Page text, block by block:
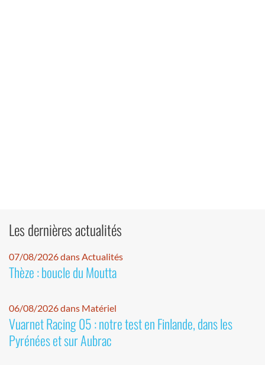
Les dernières actualités
07/08/2026 dans Actualités
Thèze : boucle du Moutta
06/08/2026 dans Matériel
Vuarnet Racing 05 : notre test en Finlande, dans les
Pyrénées et sur Aubrac